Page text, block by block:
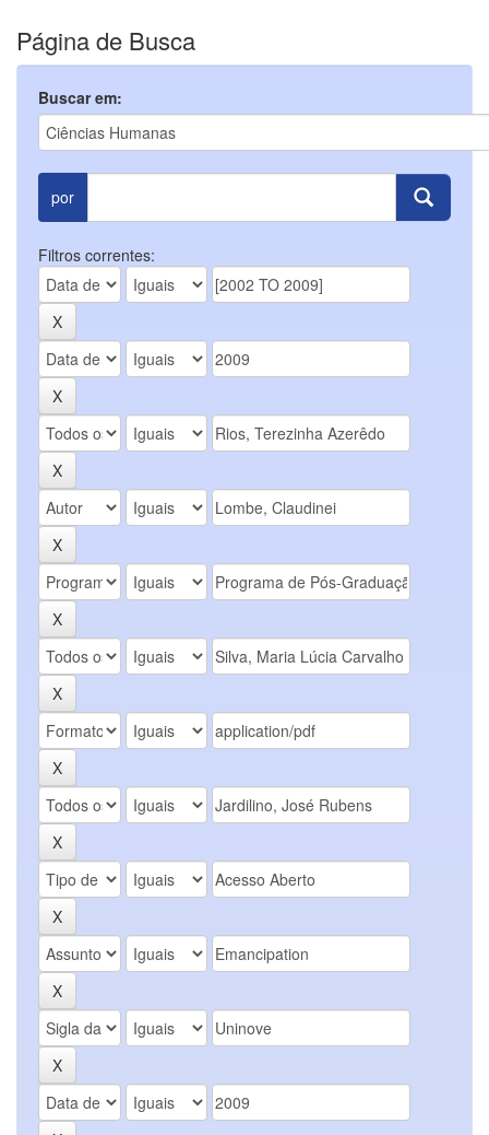
Página de Busca
Buscar em:
por
Filtros correntes: